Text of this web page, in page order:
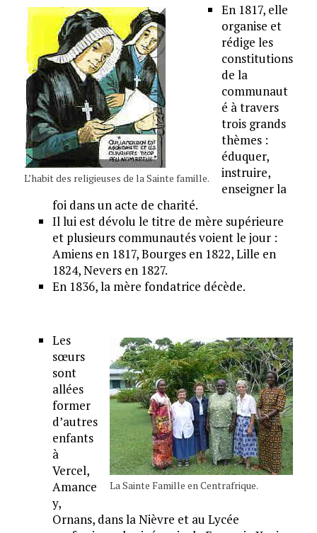
L’habit des religieuses de la Sainte famille.
En 1817, elle
organise et
rédige les
constitutions
de la
communaut
é à travers
trois grands
thèmes :
éduquer,
instruire,
enseigner la
foi dans un acte de charité.
Il lui est dévolu le titre de mère supérieure
et plusieurs communautés voient le jour :
Amiens en 1817, Bourges en 1822, Lille en
1824, Nevers en 1827.
En 1836, la mère fondatrice décède.
La Sainte Famille en Centrafrique.
Les
sœurs
sont
allées
former
d’autres
enfants
à
Vercel,
Amance
y,
Ornans, dans la Nièvre et au Lycée